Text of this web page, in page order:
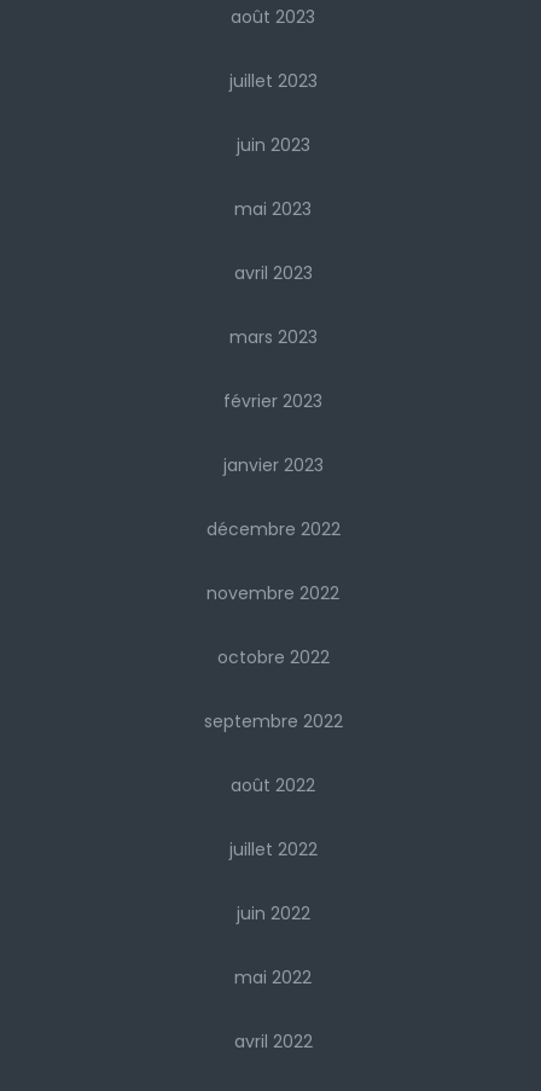
août 2023
juillet 2023
juin 2023
mai 2023
avril 2023
mars 2023
février 2023
janvier 2023
décembre 2022
novembre 2022
octobre 2022
septembre 2022
août 2022
juillet 2022
juin 2022
mai 2022
avril 2022